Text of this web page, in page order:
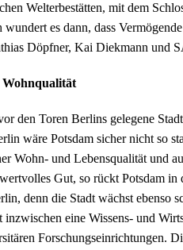
Welterbestätten, mit dem
wundert es dann, dass
Döpfner, Kai Diekmann und
den Toren Berlins gelegene
wäre Potsdam sicher nicht so
Wohn- und Lebensqualität und
Gut, so rückt Potsdam
denn die Stadt wächst
inzwischen eine Wissens- und
Forschungseinrichtungen.